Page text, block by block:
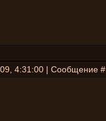
09, 4:31:00 | Сообщение #